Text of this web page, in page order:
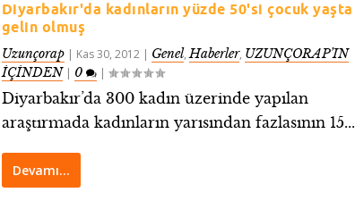
Diyarbakır'da kadınların yüzde 50'si çocuk yaşta
gelin olmuş
Uzunçorap| Kas 30, 2012| Genel,Haberler, UZUNÇORAP’IN
İÇİNDEN| 0 |
Diyarbakır’da 300 kadın üzerinde yapılan
araştırmada kadınların yarısından fazlasının 15...
Devamı…